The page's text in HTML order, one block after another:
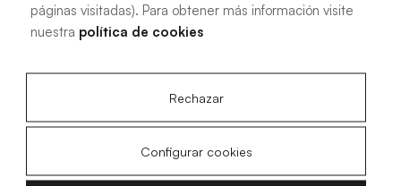
100 X 70 cm
páginas visitadas). Para obtener más información visite
nuestra política de cookies
Rechazar
Configurar cookies